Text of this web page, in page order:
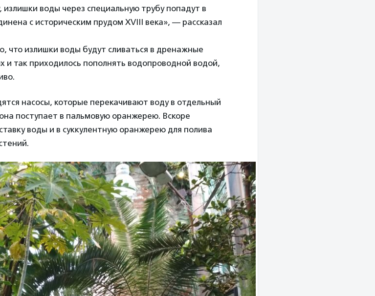
излишки воды через специальную трубу попадут в
с историческим прудом XVIII века», — рассказал
что излишки воды будут сливаться в дренажные
и так приходилось пополнять водопроводной водой,
насосы, которые перекачивают воду в отдельный
поступает в пальмовую оранжерею. Вскоре
воды и в суккулентную оранжерею для полива